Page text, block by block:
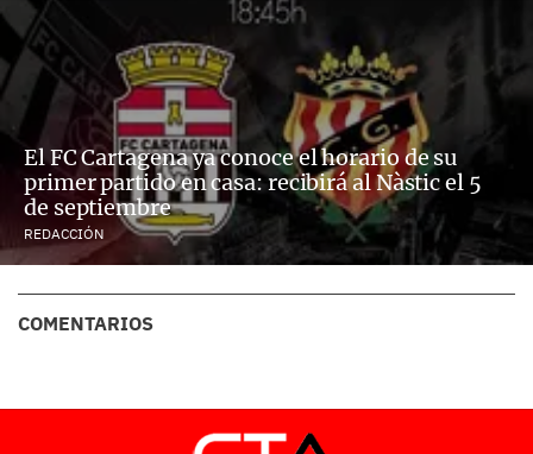
El FC Cartagena ya conoce el horario de su
primer partido en casa: recibirá al Nàstic el 5
de septiembre
REDACCIÓN
COMENTARIOS